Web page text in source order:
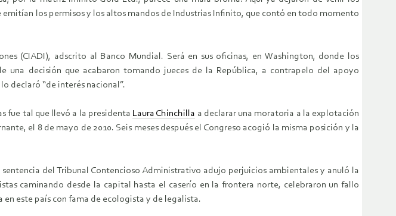
los permisos y los altos mandos de Industrias Infinito, que contó en todo momento
(CIADI), adscrito al Banco Mundial. Será en sus oficinas, en Washington, donde los
una decisión que acabaron tomando jueces de la República, a contrapelo del apoyo
declaró “de interés nacional”.
fue tal que llevó a la presidenta Laura Chinchilla a declarar una moratoria a la explotación
el 8 de mayo de 2010. Seis meses después el Congreso acogió la misma posición y la
del Tribunal Contencioso Administrativo adujo perjuicios ambientales y anuló la
caminando desde la capital hasta el caserío en la frontera norte, celebraron un fallo
este país con fama de ecologista y de legalista.